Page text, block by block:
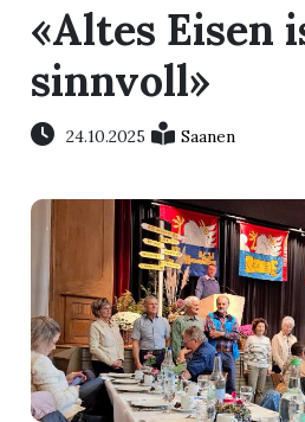
«Altes Eisen
sinnvoll»
24.10.2025 Saanen